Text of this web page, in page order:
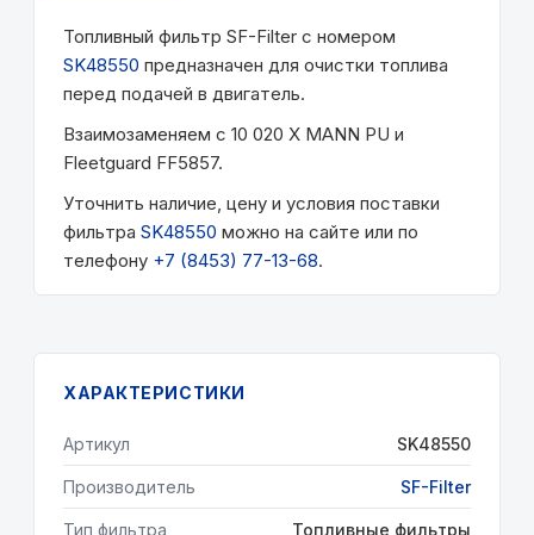
Топливный фильтр SF-Filter с номером
SK48550 предназначен для очистки топлива
перед подачей в двигатель.
Взаимозаменяем с 10 020 X MANN PU и
Fleetguard FF5857.
Уточнить наличие, цену и условия поставки
фильтра SK48550 можно на сайте или по
телефону +7 (8453) 77-13-68.
ХАРАКТЕРИСТИКИ
Артикул SK48550
Производитель SF-Filter
Тип фильтра Топливные фильтры